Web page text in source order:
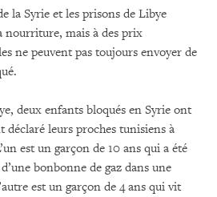
la Syrie et les prisons de Libye
nourriture, mais à des prix
ne peuvent pas toujours envoyer de
deux enfants bloqués en Syrie ont
déclaré leurs proches tunisiens à
est un garçon de 10 ans qui a été
bonbonne de gaz dans une
est un garçon de 4 ans qui vit